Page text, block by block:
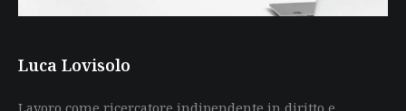
Luca Lovisolo
Lavoro come ricercatore indipendente in diritto e